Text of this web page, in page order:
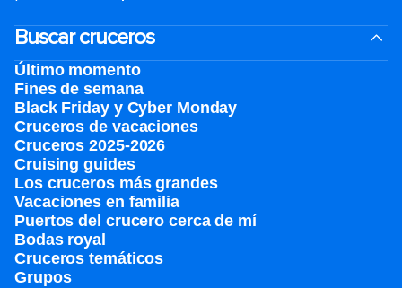
Buscar cruceros
Último momento
Fines de semana
Black Friday y Cyber Monday
Cruceros de vacaciones
Cruceros 2025-2026
Cruising guides
Los cruceros más grandes
Vacaciones en familia
Puertos del crucero cerca de mí
Bodas royal
Cruceros temáticos
Grupos